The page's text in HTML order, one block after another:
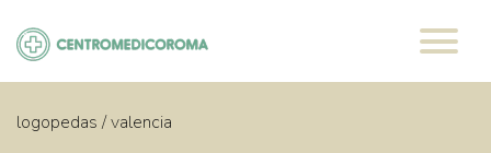
contenido
logopedas /valencia